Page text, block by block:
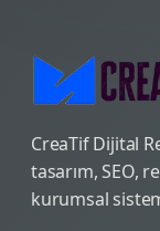
CreaTif Dijital
tasarım, SEO,
kurumsal